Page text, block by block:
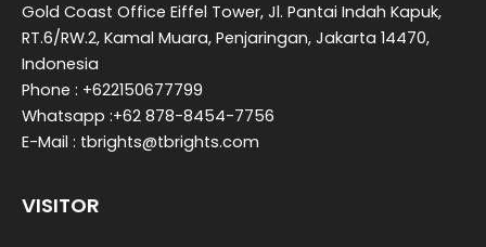
Gold Coast Office Eiffel Tower, Jl. Pantai Indah Kapuk,
RT.6/RW.2, Kamal Muara, Penjaringan, Jakarta 14470,
Indonesia
Phone : +622150677799
Whatsapp :+62 878-8454-7756
E-Mail : tbrights@tbrights.com
VISITOR